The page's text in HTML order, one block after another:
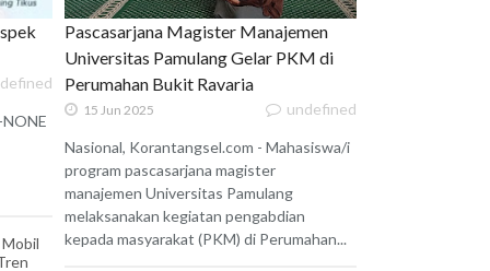
Pascasarjana Magister Manajemen
Universitas Pamulang Gelar PKM di
Perumahan Bukit Ravaria
15 Jun 2025 undefined
Nasional, Korantangsel.com - Mahasiswa/i
program pascasarjana magister
manajemen Universitas Pamulang
melaksanakan kegiatan pengabdian
kepada masyarakat (PKM) di Perumahan...